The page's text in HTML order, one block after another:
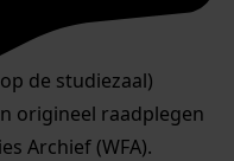
de studiezaal)
origineel raadplegen
Archief (WFA).